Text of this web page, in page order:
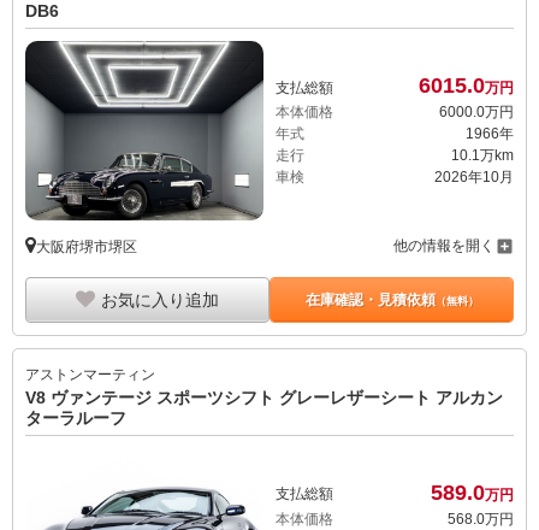
DB6
支払総額 6015.0万円
本体価格
6000.0万円
年式
1966年
走行
10.1万km
車検
2026年10月
大阪府堺市堺区 他の情報を開く
お気に入り追加 在庫確認・見積依頼（無料）
アストンマーティン
V8 ヴァンテージ スポーツシフト グレーレザーシート アルカン
ターラルーフ
支払総額 589.0万円
本体価格
568. 0万円